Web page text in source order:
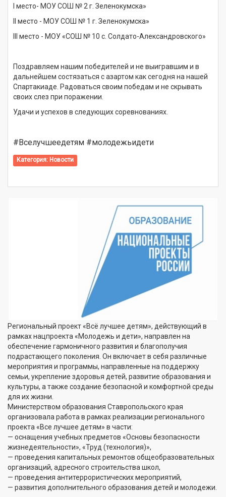
I место- МОУ СОШ № 2 г. Зеленокумска»
II место - МОУ СОШ № 1 г. Зеленокумска»
III место - МОУ «СОШ № 10 с. Солдато-Александровского»
Поздравляем нашим победителей и не выигравшим и в
дальнейшем состязаться с азартом как сегодня на нашей
Спартакиаде. Радоваться своим победам и не скрывать
своих слез при поражении.
Удачи и успехов в следующих соревнованиях.
#Вселучшеедетям #молодежьидети
Категория: Новости
Региональный проект «Всё лучшее детям», действующий в
рамках нацпроекта «Молодежь и дети», направлен на
обеспечение гармоничного развития и благополучия
подрастающего поколения. Он включает в себя различные
мероприятия и программы, направленные на поддержку
семьи, укрепление здоровья детей, развитие образования и
культуры, а также создание безопасной и комфортной среды
для их жизни.
Министерством образования Ставропольского края
организовала работа в рамках реализации регионального
проекта «Все лучшее детям» в части:
— оснащения учебных предметов «Основы безопасности
жизнедеятельности», «Труд (технология)»,
— проведения капитальных ремонтов общеобразовательных
организаций, адресного строительства школ,
— проведения антитеррористических мероприятий,
— развития дополнительного образования детей и молодежи.